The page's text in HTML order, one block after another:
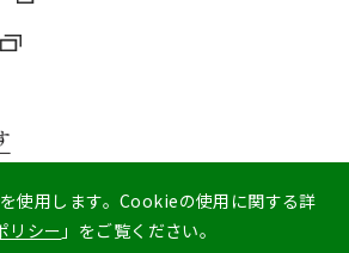
使用します。Cookieの使用に関する詳
リシー 」をご覧ください。